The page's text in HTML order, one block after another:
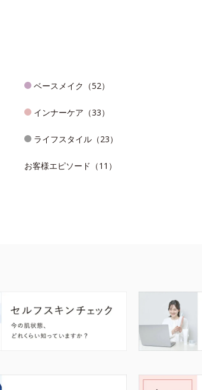
ベースメイク（52）
インナーケア（33）
ライフスタイル（23）
お客様エピソード（11）